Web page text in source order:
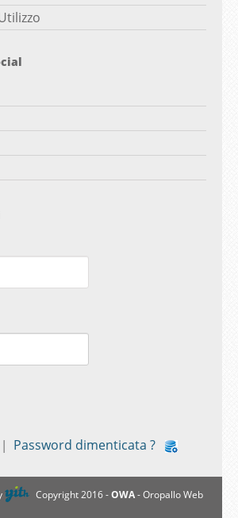
| Password dimenticata ?
Copyright 2016 -OWA- Oropallo Web